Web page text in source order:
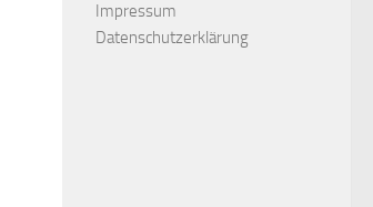
Impressum
Datenschutzerklärung